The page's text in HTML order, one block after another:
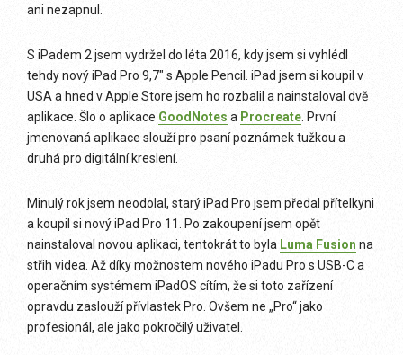
ani nezapnul.
S iPadem 2 jsem vydržel do léta 2016, kdy jsem si vyhlédl
tehdy nový iPad Pro 9,7″ s Apple Pencil. iPad jsem si koupil v
USA a hned v Apple Store jsem ho rozbalil a nainstaloval dvě
aplikace. Šlo o aplikace GoodNotes a Procreate . První
jmenovaná aplikace slouží pro psaní poznámek tužkou a
druhá pro digitální kreslení.
Minulý rok jsem neodolal, starý iPad Pro jsem předal přítelkyni
a koupil si nový iPad Pro 11. Po zakoupení jsem opět
nainstaloval novou aplikaci, tentokrát to byla Luma Fusion na
střih videa. Až díky možnostem nového iPadu Pro s USB-C a
operačním systémem iPadOS cítím, že si toto zařízení
opravdu zaslouží přívlastek Pro. Ovšem ne „Pro“ jako
profesionál, ale jako pokročilý uživatel.